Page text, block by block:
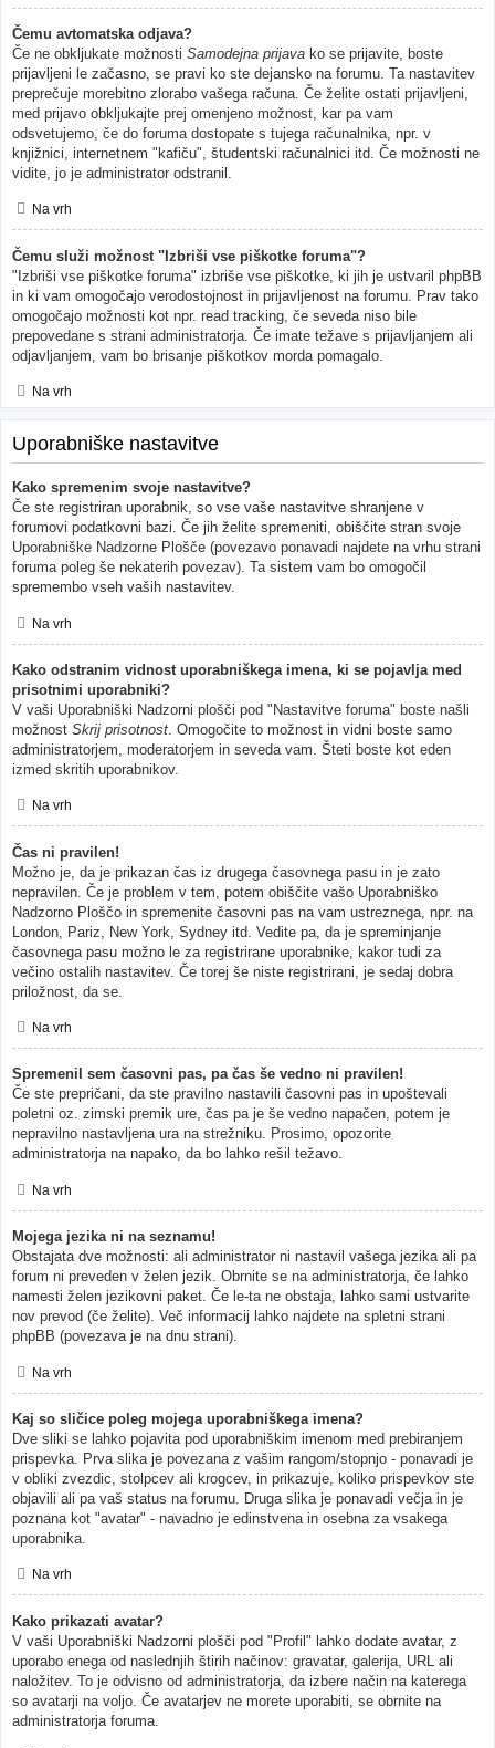
Čemu avtomatska odjava?
Če ne obkljukate možnosti Samodejna prijava ko se prijavite, boste
prijavljeni le začasno, se pravi ko ste dejansko na forumu. Ta nastavitev
preprečuje morebitno zlorabo vašega računa. Če želite ostati prijavljeni,
med prijavo obkljukajte prej omenjeno možnost, kar pa vam
odsvetujemo, če do foruma dostopate s tujega računalnika, npr. v
knjižnici, internetnem "kafiču", študentski računalnici itd. Če možnosti ne
vidite, jo je administrator odstranil.
Na vrh
Čemu služi možnost "Izbriši vse piškotke foruma"?
"Izbriši vse piškotke foruma" izbriše vse piškotke, ki jih je ustvaril phpBB
in ki vam omogočajo verodostojnost in prijavljenost na forumu. Prav tako
omogočajo možnosti kot npr. read tracking, če seveda niso bile
prepovedane s strani administratorja. Če imate težave s prijavljanjem ali
odjavljanjem, vam bo brisanje piškotkov morda pomagalo.
Na vrh
Uporabniške nastavitve
Kako spremenim svoje nastavitve?
Če ste registriran uporabnik, so vse vaše nastavitve shranjene v
forumovi podatkovni bazi. Če jih želite spremeniti, obiščite stran svoje
Uporabniške Nadzorne Plošče (povezavo ponavadi najdete na vrhu strani
foruma poleg še nekaterih povezav). Ta sistem vam bo omogočil
spremembo vseh vaših nastavitev.
Na vrh
Kako odstranim vidnost uporabniškega imena, ki se pojavlja med
prisotnimi uporabniki?
V vaši Uporabniški Nadzorni plošči pod "Nastavitve foruma" boste našli
možnost Skrij prisotnost . Omogočite to možnost in vidni boste samo
administratorjem, moderatorjem in seveda vam. Šteti boste kot eden
izmed skritih uporabnikov.
Na vrh
Čas ni pravilen!
Možno je, da je prikazan čas iz drugega časovnega pasu in je zato
nepravilen. Če je problem v tem, potem obiščite vašo Uporabniško
Nadzorno Ploščo in spremenite časovni pas na vam ustreznega, npr. na
London, Pariz, New York, Sydney itd. Vedite pa, da je spreminjanje
časovnega pasu možno le za registrirane uporabnike, kakor tudi za
večino ostalih nastavitev. Če torej še niste registrirani, je sedaj dobra
priložnost, da se.
Na vrh
Spremenil sem časovni pas, pa čas še vedno ni pravilen!
Če ste prepričani, da ste pravilno nastavili časovni pas in upoštevali
poletni oz. zimski premik ure, čas pa je še vedno napačen, potem je
nepravilno nastavljena ura na strežniku. Prosimo, opozorite
administratorja na napako, da bo lahko rešil težavo.
Na vrh
Mojega jezika ni na seznamu!
Obstajata dve možnosti: ali administrator ni nastavil vašega jezika ali pa
forum ni preveden v želen jezik. Obrnite se na administratorja, če lahko
namesti želen jezikovni paket. Če le-ta ne obstaja, lahko sami ustvarite
nov prevod (če želite). Več informacij lahko najdete na spletni strani
phpBB (povezava je na dnu strani).
Na vrh
Kaj so sličice poleg mojega uporabniškega imena?
Dve sliki se lahko pojavita pod uporabniškim imenom med prebiranjem
prispevka. Prva slika je povezana z vašim rangom/stopnjo - ponavadi je
v obliki zvezdic, stolpcev ali krogcev, in prikazuje, koliko prispevkov ste
objavili ali pa vaš status na forumu. Druga slika je ponavadi večja in je
poznana kot "avatar" - navadno je edinstvena in osebna za vsakega
uporabnika.
Na vrh
Kako prikazati avatar?
V vaši Uporabniški Nadzorni plošči pod "Profil" lahko dodate avatar, z
uporabo enega od naslednjih štirih načinov: gravatar, galerija, URL ali
naložitev. To je odvisno od administratorja, da izbere način na katerega
so avatarji na voljo. Če avatarjev ne morete uporabiti, se obrnite na
administratorja foruma.